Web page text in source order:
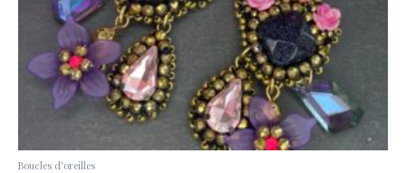
Boucles d'oreilles